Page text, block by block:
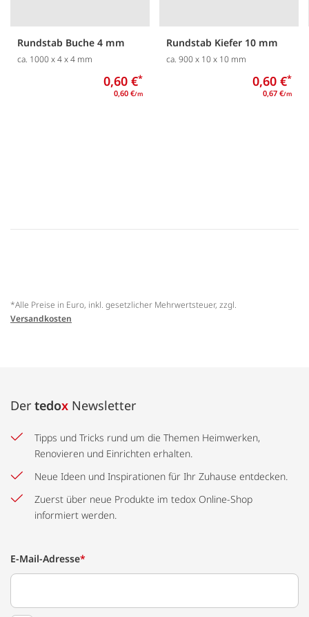
Rundstab Buche 4 mm
ca. 1000 x 4 x 4 mm
0,60 €*
0,60 €/m
Rundstab Kiefer 10 mm
ca. 900 x 10 x 10 mm
0,60 €*
0,67 €/m
*Alle Preise in Euro, inkl. gesetzlicher Mehrwertsteuer, zzgl.
Versandkosten
Der tedox Newsletter
Tipps und Tricks rund um die Themen Heimwerken,
Renovieren und Einrichten erhalten.
Neue Ideen und Inspirationen für Ihr Zuhause entdecken.
Zuerst über neue Produkte im tedox Online-Shop
informiert werden.
E-Mail-Adresse*